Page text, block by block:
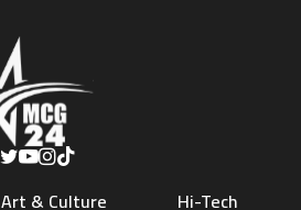
Art & Culture Hi-Tech